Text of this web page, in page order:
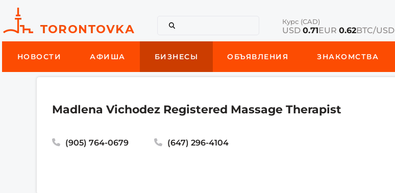
Курс (CAD)
USD 0.71EUR 0.62BTC/USD
НОВОСТИ АФИША БИЗНЕСЫ ОБЪЯВЛЕНИЯ ЗНАКОМСТВА
Madlena Vichodez Registered Massage Therapist
(905) 764-0679 (647) 296-4104